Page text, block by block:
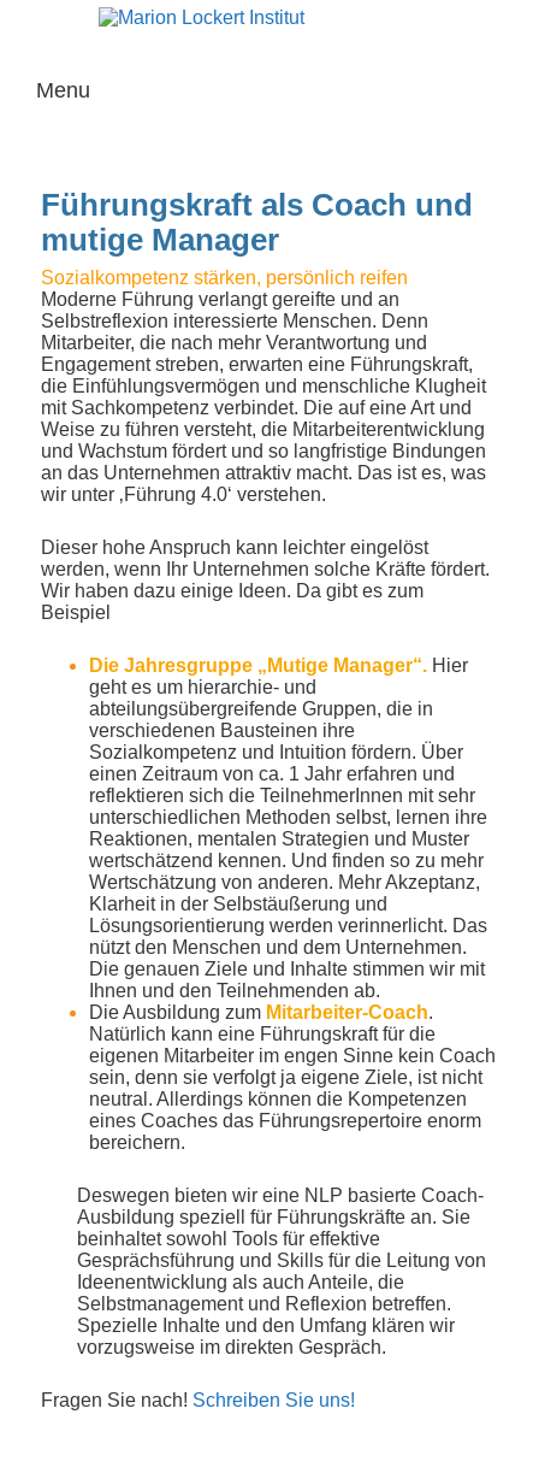
Zum
springen
Zum
springen
Menu
Führungskraft als Coach und
mutige Manager
Sozialkompetenz stärken, persönlich reifen
Moderne Führung verlangt gereifte und an
Selbstreflexion interessierte Menschen. Denn
Mitarbeiter, die nach mehr Verantwortung und
Engagement streben, erwarten eine Führungskraft,
die Einfühlungsvermögen und menschliche Klugheit
mit Sachkompetenz verbindet. Die auf eine Art und
Weise zu führen versteht, die Mitarbeiterentwicklung
und Wachstum fördert und so langfristige Bindungen
an das Unternehmen attraktiv macht. Das ist es, was
wir unter ‚Führung 4.0‘ verstehen.
Dieser hohe Anspruch kann leichter eingelöst
werden, wenn Ihr Unternehmen solche Kräfte fördert.
Wir haben dazu einige Ideen. Da gibt es zum
Beispiel
Die Jahresgruppe „Mutige Manager“. Hier
geht es um hierarchie- und
abteilungsübergreifende Gruppen, die in
verschiedenen Bausteinen ihre
Sozialkompetenz und Intuition fördern. Über
einen Zeitraum von ca. 1 Jahr erfahren und
reflektieren sich die TeilnehmerInnen mit sehr
unterschiedlichen Methoden selbst, lernen ihre
Reaktionen, mentalen Strategien und Muster
wertschätzend kennen. Und finden so zu mehr
Wertschätzung von anderen. Mehr Akzeptanz,
Klarheit in der Selbstäußerung und
Lösungsorientierung werden verinnerlicht. Das
nützt den Menschen und dem Unternehmen.
Die genauen Ziele und Inhalte stimmen wir mit
Ihnen und den Teilnehmenden ab.
Die Ausbildung zum Mitarbeiter-Coach.
Natürlich kann eine Führungskraft für die
eigenen Mitarbeiter im engen Sinne kein Coach
sein, denn sie verfolgt ja eigene Ziele, ist nicht
neutral. Allerdings können die Kompetenzen
eines Coaches das Führungsrepertoire enorm
bereichern.
Deswegen bieten wir eine NLP basierte Coach-
Ausbildung speziell für Führungskräfte an. Sie
beinhaltet sowohl Tools für effektive
Gesprächsführung und Skills für die Leitung von
Ideenentwicklung als auch Anteile, die
Selbstmanagement und Reflexion betreffen.
Spezielle Inhalte und den Umfang klären wir
vorzugsweise im direkten Gespräch.
Fragen Sie nach! Schreiben Sie uns!